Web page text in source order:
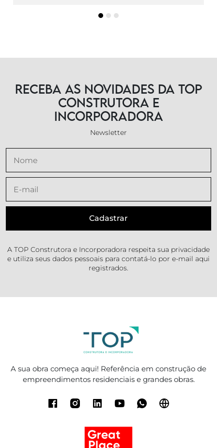
Receba as novidades da TOP
Construtora e
Incorporadora
Newsletter
A TOP Construtora e Incorporadora respeita sua privacidade
e utiliza seus dados pessoais para contatá-lo por e-mail aqui
registrados.
A sua obra começa aqui! Referência em construção de
empreendimentos residenciais e grandes obras.